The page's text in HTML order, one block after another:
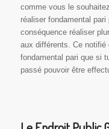
comme vous le
réaliser fondamental
conséquence réaliser
aux différents. Ce notifié
fondamental pari que si
passé pouvoir être